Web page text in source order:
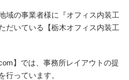
域の事業者様に『オフィス内装工
だいている【栃木オフィス内装工
】では、事務所レイアウトの提
行っています。